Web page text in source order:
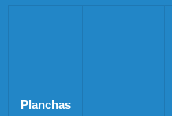
Planchas